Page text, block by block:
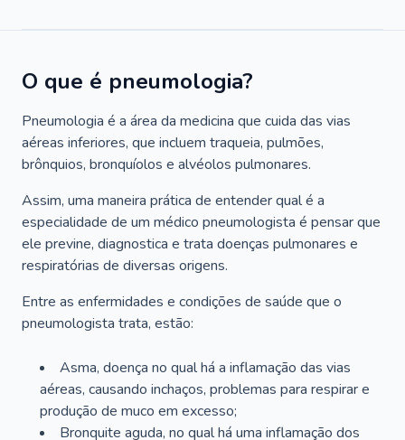
O que é pneumologia?
Pneumologia é a área da medicina que cuida das vias
aéreas inferiores, que incluem traqueia, pulmões,
brônquios, bronquíolos e alvéolos pulmonares.
Assim, uma maneira prática de entender qual é a
especialidade de um médico pneumologista é pensar que
ele previne, diagnostica e trata doenças pulmonares e
respiratórias de diversas origens.
Entre as enfermidades e condições de saúde que o
pneumologista trata, estão:
Asma, doença no qual há a inflamação das vias
aéreas, causando inchaços, problemas para respirar e
produção de muco em excesso;
Bronquite aguda, no qual há uma inflamação dos